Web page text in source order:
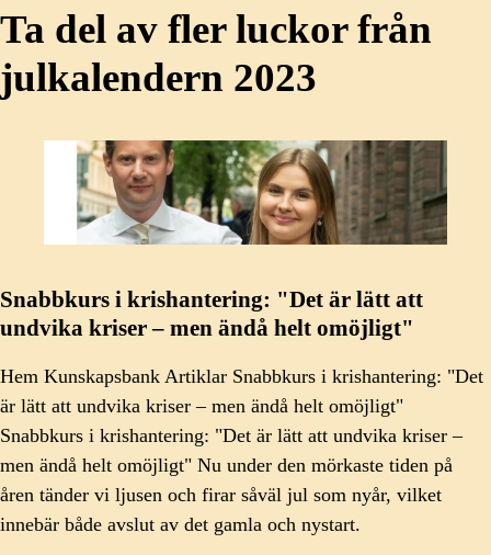
Ta del av fler luckor från
julkalendern 2023
Snabbkurs i krishantering: "Det är lätt att
undvika kriser – men ändå helt omöjligt"
Hem Kunskapsbank Artiklar Snabbkurs i krishantering: "Det
är lätt att undvika kriser – men ändå helt omöjligt"
Snabbkurs i krishantering: "Det är lätt att undvika kriser –
men ändå helt omöjligt" Nu under den mörkaste tiden på
åren tänder vi ljusen och firar såväl jul som nyår, vilket
innebär både avslut av det gamla och nystart.